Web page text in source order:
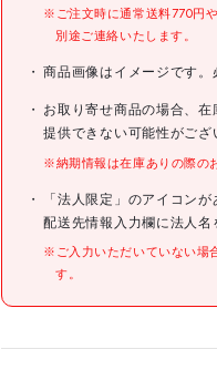
※ご注文時に通常送料770円
別途ご連絡いたします。
商品画像はイメージです。
お取り寄せ商品の場合、
提供できない可能性がござ
※納期情報は在庫ありの際の
「法人限定」のアイコン
配送先情報入力欄に法人名
※ご入力いただいていない場
す。